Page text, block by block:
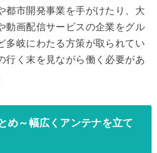
都市開発事業を手がけたり、大
動画配信サービスの企業をグル
多岐にわたる方策が取られてい
行く末を見ながら働く必要があ
め～幅広くアンテナを立て